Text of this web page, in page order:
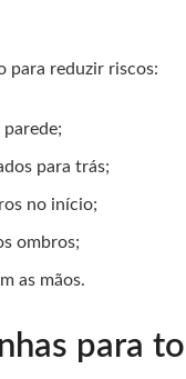
para reduzir riscos:
para trás;
no início;
ombros;
as mãos.
para